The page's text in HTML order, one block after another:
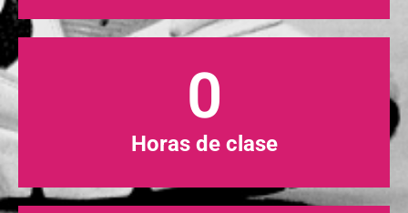
Horas de clase
0